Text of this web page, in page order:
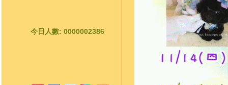
今日人數: 0000002386